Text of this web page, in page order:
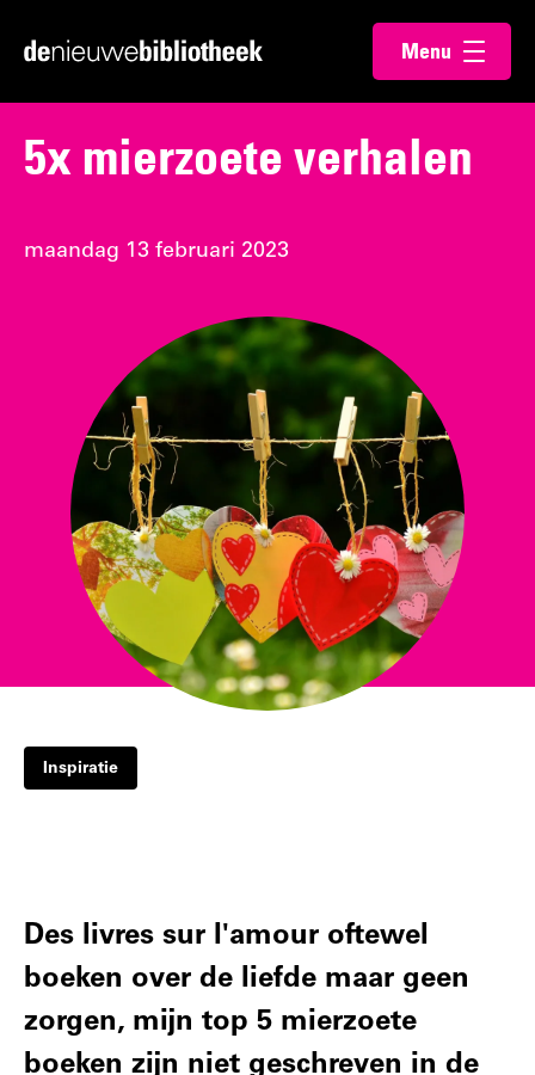
direct
content
direct
footer
Ga
homepagina
Menu
openen
5x mierzoete verhalen
maandag 13 februari 2023
Inspiratie
Des livres sur l'amour oftewel
boeken over de liefde maar geen
zorgen, mijn top 5 mierzoete
boeken zijn niet geschreven in de